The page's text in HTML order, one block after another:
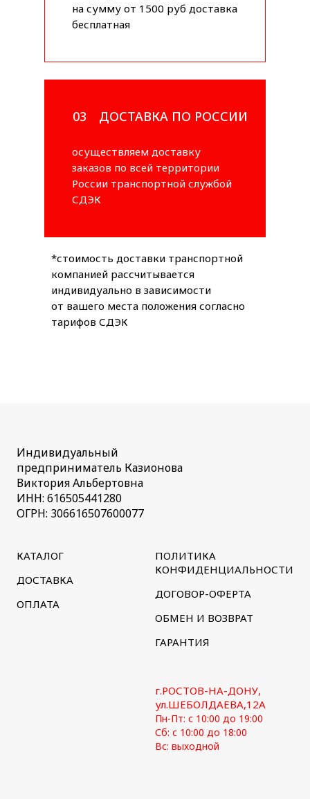
на сумму от 1500 руб доставка
бесплатная
ДОСТАВКА ПО РОССИИ
03
осуществляем доставку
заказов по всей территории
России транспортной службой
СДЭК
*стоимость доставки транспортной
компанией рассчитывается
индивидуально в зависимости
от вашего места положения согласно
тарифов СДЭК
Индивидуальный
предприниматель Казионова
Виктория Альбертовна
ИНН: 616505441280
ОГРН: 306616507600077
КАТАЛОГ
ДОСТАВКА
ОПЛАТА
ПОЛИТИКА
КОНФИДЕНЦИАЛЬНОСТИ
ДОГОВОР-ОФЕРТА
ОБМЕН И ВОЗВРАТ
ГАРАНТИЯ
г.РОСТОВ-НА-ДОНУ,
ул.ШЕБОЛДАЕВА,12А
Пн-Пт: с 10:00 до 19:00
Сб: с 10:00 до 18:00
Вс: выходной